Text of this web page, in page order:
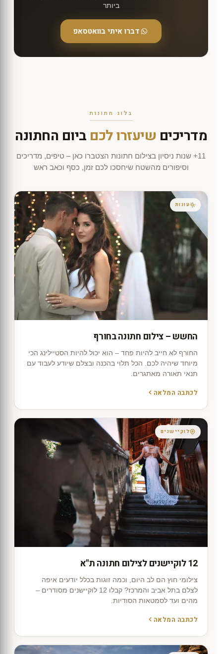
מבין מה אתם מחפשים, מציג עבודות
מלאות מחתונות אינטימיות דומות לשלכם, מסביר
את החבילות, ועונה על כל שאלה
. אין לחץ, אין מכירה
ביותר
דברו איתי בוואטסאפ
בלוג חתונות
מדריכים שיעזרו לכם ביום החתונה
11+ שנות ניסיון בצילום חתונות הצטברו כאן – טיפים, מדריכים
וסיפורים מהשטח שיחסכו לכם זמן, כסף וכאב ראש
עונות
החשש – צילום חתונה בחורף
החורף לא חייב להיות פחד – הוא יכול להיות הסטיילינג הכי
מיוחד שיהיה לכם. הכל תלוי בהכנה ובצלם שיודע לעבוד עם
תנאי תאורה מאתגרים.
לכתבה המלאה
לוקיישנים
12 לוקיישנים לצילום חתונה ת"א
צילומי חוץ הם לב היום, וכמה זוגות בכלל יודעים איפה
לצלם בתל אביב והמרכז? קבלו 12 לוקיישנים מסודרים –
מהים ועד לסמטאות הסודיות.
לכתבה המלאה